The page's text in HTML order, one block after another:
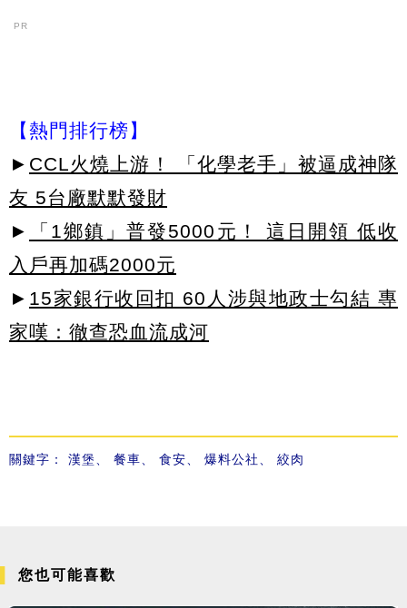
PR
【熱門排行榜】
► CCL火燒上游！ 「化學老手」被逼成神隊
友 5台廠默默發財
►
「1鄉鎮」普發5000元！ 這日開領 低收
入戶再加碼2000元
► 15家銀行收回扣 60人涉與地政士勾結 專
家嘆：徹查恐血流成河
關鍵字： 漢堡、 餐車、 食安、 爆料公社、 絞肉
您也可能喜歡